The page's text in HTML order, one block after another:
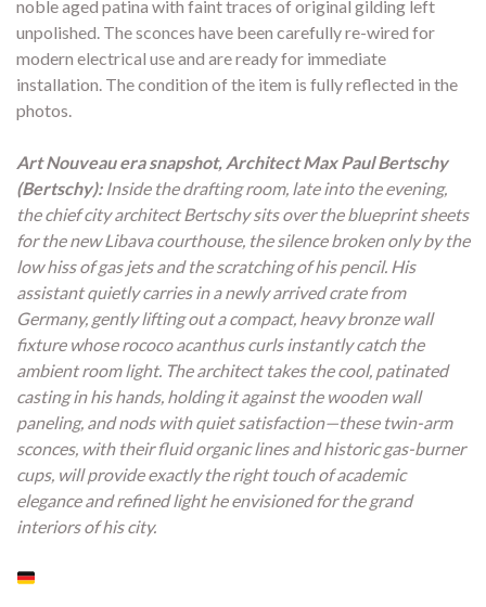
noble aged patina with faint traces of original gilding left
unpolished. The sconces have been carefully re-wired for
modern electrical use and are ready for immediate
installation. The condition of the item is fully reflected in the
photos.
Art Nouveau era snapshot, Architect Max Paul Bertschy
(Bertschy): Inside the drafting room, late into the evening,
the chief city architect Bertschy sits over the blueprint sheets
for the new Libava courthouse, the silence broken only by the
low hiss of gas jets and the scratching of his pencil. His
assistant quietly carries in a newly arrived crate from
Germany, gently lifting out a compact, heavy bronze wall
fixture whose rococo acanthus curls instantly catch the
ambient room light. The architect takes the cool, patinated
casting in his hands, holding it against the wooden wall
paneling, and nods with quiet satisfaction—these twin-arm
sconces, with their fluid organic lines and historic gas-burner
cups, will provide exactly the right touch of academic
elegance and refined light he envisioned for the grand
interiors of his city.